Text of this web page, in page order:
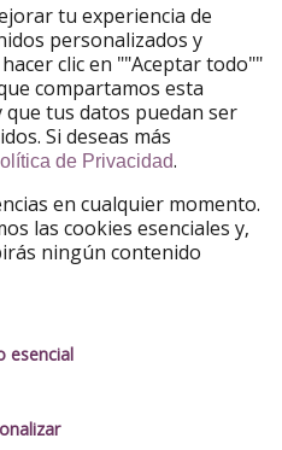
HolidayPirates
WakacyjniPiraci
Ferienpiraten
Urlaubspiraten
legal
servicios
tu experiencia de
personalizados y
clic en ""Aceptar todo""
compartamos esta
tus datos puedan ser
Si deseas más
de Privacidad.
en cualquier momento.
las cookies esenciales y,
ningún contenido
esencial